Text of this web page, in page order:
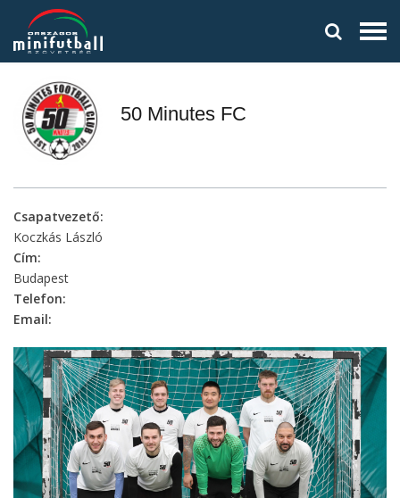
50 Minutes FC
Csapatvezető:
Koczkás László
Cím:
Budapest
Telefon:
Email: